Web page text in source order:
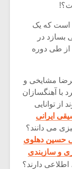
است که یک
بسازد در
از طی دوره
مشایخی و
با آهنگسازان
توانایی
ایرانی
می دانند؟
حسین دهلوی
و سازبندی
اطلاعی دارند؟